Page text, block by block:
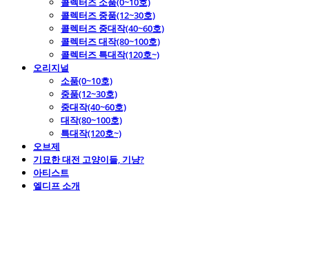
콜렉터즈 중품(12~30호)
콜렉터즈 중대작(40~60호)
콜렉터즈 대작(80~100호)
콜렉터즈 특대작(120호~)
오리지널
소품(0~10호)
중품(12~30호)
중대작(40~60호)
대작(80~100호)
특대작(120호~)
오브제
기묘한 대전 고양이들, 기냥?
아티스트
엘디프 소개